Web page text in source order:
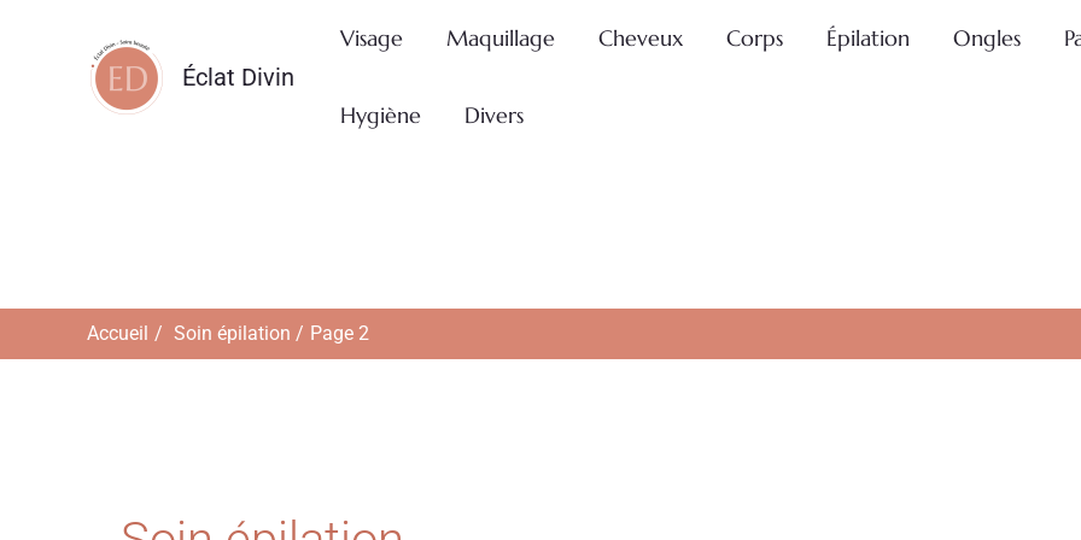
Éclat Divin
Visage Maquillage Cheveux Corps Épilation Ongles
Hygiène Divers
Accueil Soin épilation Page 2